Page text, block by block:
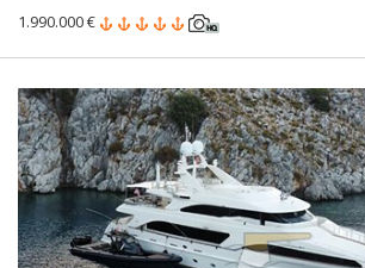
1.990.000 €